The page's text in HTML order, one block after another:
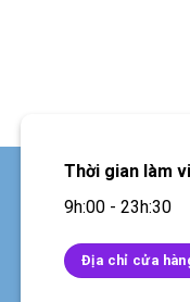
Thời gian làm
9h:00 - 23h:30
Địa chỉ cửa